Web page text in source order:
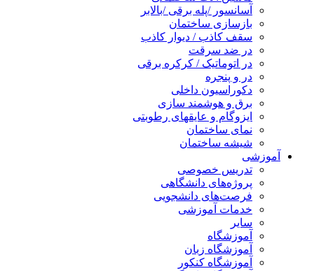
آسانسور /پله برقی /بالابر
بازسازی ساختمان
سقف کاذب / دیوار کاذب
در ضد سرقت
در اتوماتیک / کرکره برقی
در و پنجره
دکوراسیون داخلی
برق و هوشمند سازی
ایزوگام و عایقهای رطوبتی
نمای ساختمان
شیشه ساختمان
آموزشی
تدریس خصوصی
پروژه‌های دانشگاهی
فرصت‌های دانشجویی
خدمات آموزشی
سایر
آموزشگاه
آموزشگاه زبان
آموزشگاه کنکور